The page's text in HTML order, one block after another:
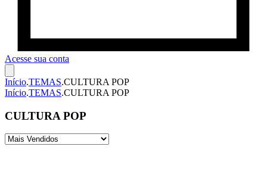
Acesse sua conta
Início.TEMAS.CULTURA POP
Início.TEMAS.CULTURA POP
CULTURA POP